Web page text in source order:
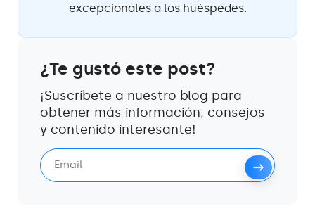
excepcionales a los huéspedes.
¿Te gustó este post?
¡Suscríbete a nuestro blog para
obtener más información, consejos
y contenido interesante!